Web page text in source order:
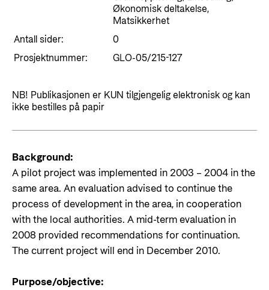
Styresett og økonomisk utvikling
Statsgarantiordningen for investeringer i
fornybar energi
Partnerfordeling
Evalueringer (Norec)
Historie
Kontakt
Kontakt oss
Presse og media
Logo
Postjournal
Personvern
Økonomisk deltakelse,
Matsikkerhet
Antall sider:
0
Prosjektnummer:
GLO-05/215-127
NB! Publikasjonen er KUN tilgjengelig elektronisk og kan
ikke bestilles på papir
Background:
A pilot project was implemented in 2003 – 2004 in the
same area. An evaluation advised to continue the
process of development in the area, in cooperation
with the local authorities. A mid-term evaluation in
2008 provided recommendations for continuation.
The current project will end in December 2010.
Purpose/objective: